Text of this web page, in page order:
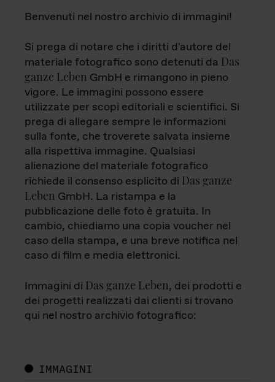
Benvenuti nel nostro archivio di immagini!
Si prega di notare che i diritti d'autore del
materiale fotografico sono detenuti da Das
ganze Leben GmbH e rimangono in pieno
vigore. Le immagini possono essere
utilizzate per scopi editoriali e scientifici. Si
prega di allegare sempre le informazioni
sulla fonte, che troverete salvata insieme
alla rispettiva immagine. Qualsiasi
alienazione del materiale fotografico
richiede il consenso esplicito di Das ganze
Leben GmbH. La ristampa e la
pubblicazione delle foto è gratuita. In
cambio, chiediamo una copia voucher nel
caso della stampa, e una breve notifica nel
caso di film e media elettronici.
Immagini di Das ganze Leben, dei prodotti e
dei progetti realizzati dai clienti si trovano
qui nel nostro archivio fotografico:
IMMAGINI